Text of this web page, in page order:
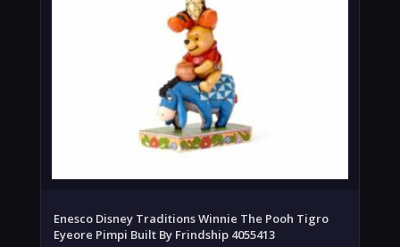
Enesco Disney Traditions Winnie The Pooh Tigro
Eyeore Pimpi Built By Frindship 4055413